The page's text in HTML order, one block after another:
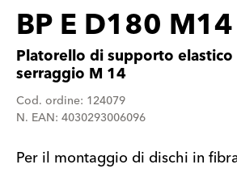
BP E D180 M14
Platorello di supporto
serraggio M 14
Cod. ordine: 124079
N. EAN: 4030293006096
Per il montaggio di dischi in